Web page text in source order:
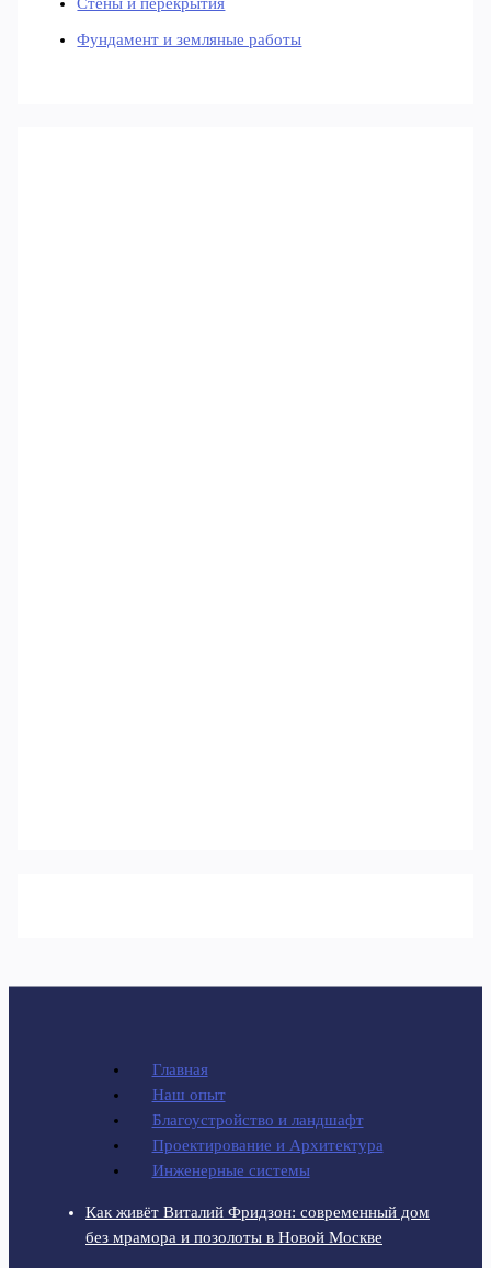
Фундамент и земляные работы
Главная
Наш опыт
Благоустройство и ландшафт
Проектирование и Архитектура
Инженерные системы
Как живёт Виталий Фридзон: современный дом
без мрамора и позолоты в Новой Москве